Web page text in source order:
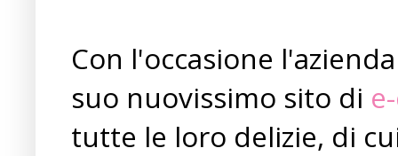
Con l'occasione
suo nuovissimo sito di
tutte le loro delizie, di